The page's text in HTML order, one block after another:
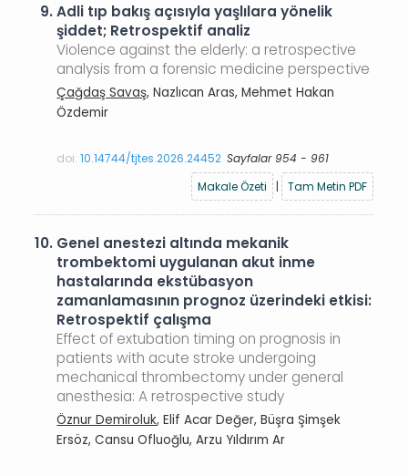
9.Adli tıp bakış açısıyla yaşlılara yönelik
şiddet; Retrospektif analiz
Violence against the elderly: a retrospective
analysis from a forensic medicine perspective
Çağdaş Savaş, Nazlıcan Aras, Mehmet Hakan
Özdemir
doi:10.14744/tjtes.2026.24452 Sayfalar 954 - 961
Makale Özeti
| Tam Metin PDF
10. Genel anestezi altında mekanik
trombektomi uygulanan akut inme
hastalarında ekstübasyon
zamanlamasının prognoz üzerindeki etkisi:
Retrospektif çalışma
Effect of extubation timing on prognosis in
patients with acute stroke undergoing
mechanical thrombectomy under general
anesthesia: A retrospective study
Öznur Demiroluk, Elif Acar Değer, Büşra Şimşek
Ersöz, Cansu Ofluoğlu, Arzu Yıldırım Ar